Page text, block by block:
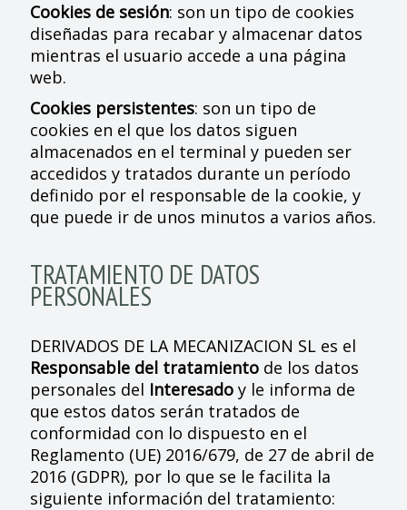
Cookies de sesión: son un tipo de cookies
diseñadas para recabar y almacenar datos
mientras el usuario accede a una página
web.
Cookies persistentes: son un tipo de
cookies en el que los datos siguen
almacenados en el terminal y pueden ser
accedidos y tratados durante un período
definido por el responsable de la cookie, y
que puede ir de unos minutos a varios años.
TRATAMIENTO DE DATOS
PERSONALES
DERIVADOS DE LA MECANIZACION SL es el
Responsable del tratamientode los datos
personales del Interesadoy le informa de
que estos datos serán tratados de
conformidad con lo dispuesto en el
Reglamento (UE) 2016/679, de 27 de abril de
2016 (GDPR), por lo que se le facilita la
siguiente información del tratamiento: